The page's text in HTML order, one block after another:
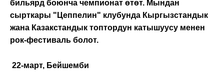
бильярд боюнча чемпионат өтөт. Мындан
сырткары "Цеппелин" клубунда Кыргызстандык
жана Казакстандык топтордун катышуусу менен
рок-фестиваль болот.
22-март, Бейшемби